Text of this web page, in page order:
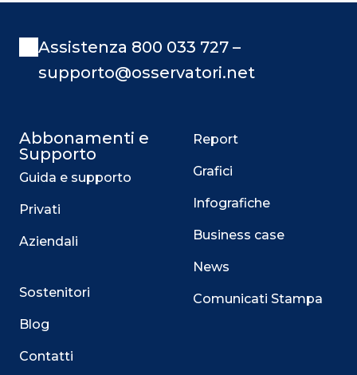
Assistenza 800 033 727 –
supporto@osservatori.net
Abbonamenti e
Supporto
Guida e supporto
Privati
Aziendali
Sostenitori
Blog
Contatti
Report
Grafici
Infografiche
Business case
News
Comunicati Stampa